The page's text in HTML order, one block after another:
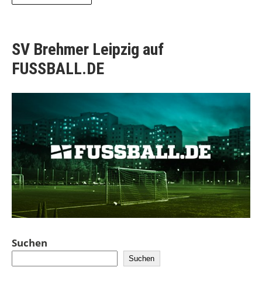
SV Brehmer Leipzig auf
FUSSBALL.DE
Suchen
Suchen